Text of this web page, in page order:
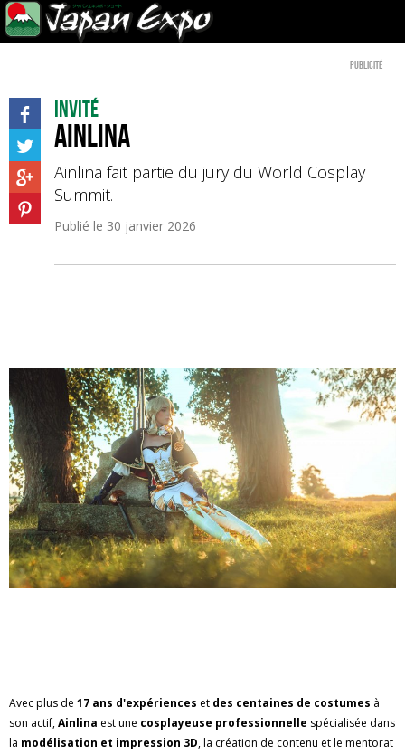
Publicité
Invité
Ainlina
Ainlina fait partie du jury du World Cosplay
Summit.
Publié le 30 janvier 2026
Avec plus de 17 ans d'expériences et des centaines de costumes à
son actif,Ainlina est une cosplayeuse professionnelle spécialisée dans
la modélisation et impression 3D, la création de contenu et le mentorat